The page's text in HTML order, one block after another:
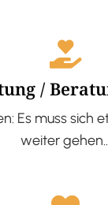
/
Es muss sich
weiter